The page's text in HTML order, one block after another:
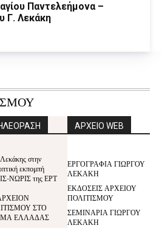
Παντελεήμονα –
Γ. Λεκάκη
στην
εκπομπή
ΝΩΡΙΣ της ΕΡΤ
ΣΤΟ
ΕΛΛΑΔΑΣ
ΑΡΧΕΙΟ WEB
ΕΡΓΟΓΡΑΦΙΑ ΓΙΩΡΓΟΥ
ΛΕΚΑΚΗ
ΕΚΔΟΣΕΙΣ ΑΡΧΕΙΟΥ
ΠΟΛΙΤΙΣΜΟΥ
ΣΕΜΙΝΑΡΙΑ ΓΙΩΡΓΟΥ
ΛΕΚΑΚΗ